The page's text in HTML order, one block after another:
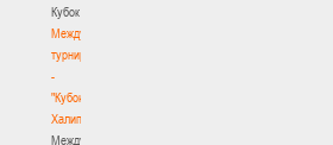
Кубок
Международный
турнир
-
"Кубок
Халипского"
Международный